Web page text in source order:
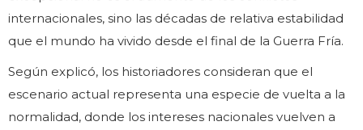
internacionales, sino las décadas de relativa estabilidad
que el mundo ha vivido desde el final de la Guerra Fría.
Según explicó, los historiadores consideran que el
escenario actual representa una especie de vuelta a la
normalidad, donde los intereses nacionales vuelven a